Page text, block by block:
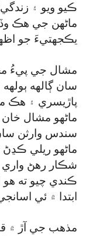
ڪيو ويو ۽
ماڻهن جي هڪ
يڪجهتيءَ جو
مشال جي پيءُ
سان ڳالهه
پاڙيسري ۽ هڪ
ماڻهو مشال
سندس وارثن
ماڻهو ريلي
شڪار رهڻ
ڪندي چيو ته هو
ابتدا ۾ ئي
مذهب جي آڙ ۾